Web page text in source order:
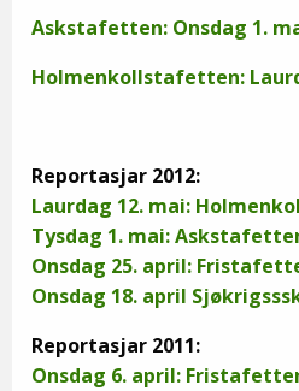
Askstafetten: Onsdag 1.
Holmenkollstafetten:
Reportasjar 2012:
Laurdag 12. mai:
Tysdag 1. mai:
Onsdag 25. april:
Onsdag 18. april
Reportasjar 2011:
Onsdag 6. april: